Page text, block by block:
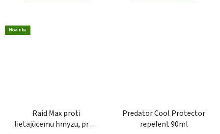
Novinka
Raid Max proti
lietajúcemu hmyzu, proti
Predator Cool Protector
repelent 90ml